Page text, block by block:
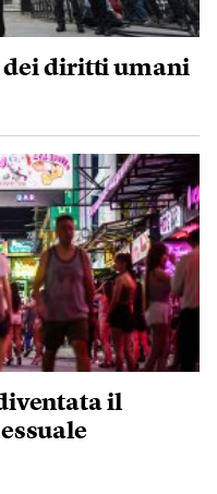
dei diritti umani
il